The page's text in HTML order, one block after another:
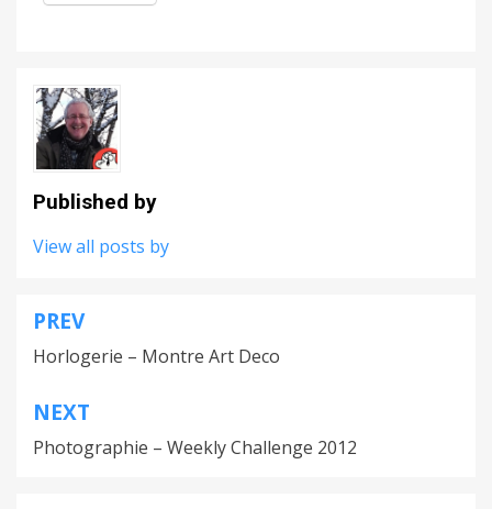
Published by
View all posts by
Navigation
de
l’article
PREV
Horlogerie – Montre Art Deco
NEXT
Photographie – Weekly Challenge 2012